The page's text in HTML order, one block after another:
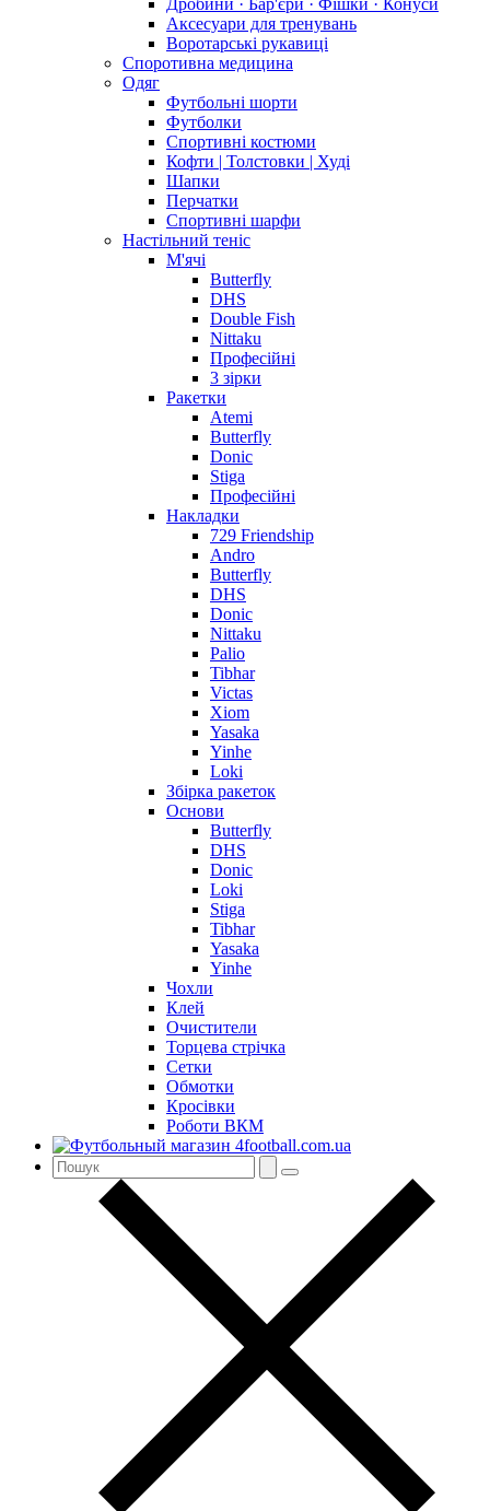
Дробини · Бар'єри · Фішки · Конуси
Аксесуари для тренувань
Воротарські рукавиці
Споротивна медицина
Одяг
Футбольні шорти
Футболки
Спортивні костюми
Кофти | Толстовки | Худі
Шапки
Перчатки
Спортивні шарфи
Настільний теніс
М'ячі
Butterfly
DHS
Double Fish
Nittaku
Професійні
3 зірки
Ракетки
Atemi
Butterfly
Donic
Stiga
Професійні
Накладки
729 Friendship
Andro
Butterfly
DHS
Donic
Nittaku
Palio
Tibhar
Victas
Xiom
Yasaka
Yinhe
Loki
Збірка ракеток
Основи
Butterfly
DHS
Donic
Loki
Stiga
Tibhar
Yasaka
Yinhe
Чохли
Клей
Очистители
Торцева стрічка
Сетки
Обмотки
Кросівки
Роботи ВКМ